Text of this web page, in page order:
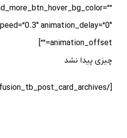
animation_delay=”0″
animation_offset=””]
چیزی پیدا نشد
[/fusion_tb_post_card_archives]